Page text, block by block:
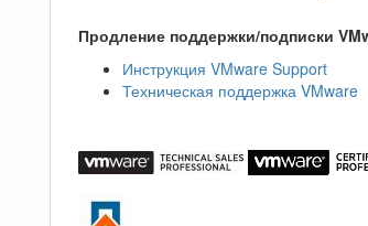
Продление поддержки/подписки
Инструкция VMware Support
Техническая поддержка VMware